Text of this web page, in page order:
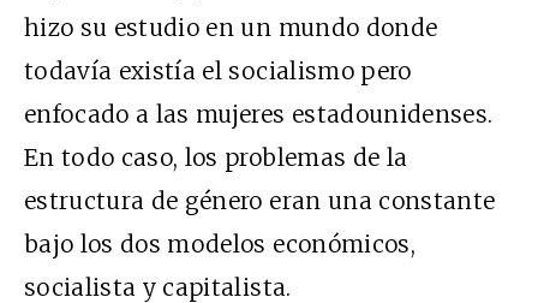
hizo su estudio en un mundo donde
todavía existía el socialismo pero
enfocado a las mujeres estadounidenses.
En todo caso, los problemas de la
estructura de género eran una constante
bajo los dos modelos económicos,
socialista y capitalista.